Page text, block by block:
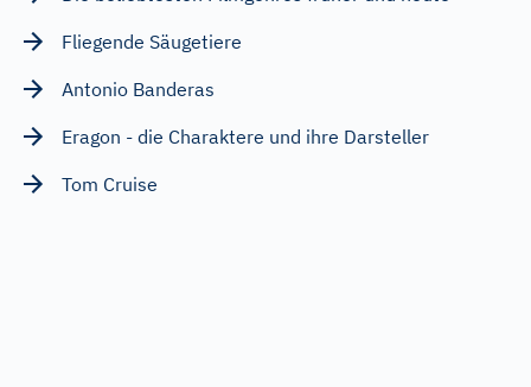
Fliegende Säugetiere
Antonio Banderas
Eragon - die Charaktere und ihre Darsteller
Tom Cruise